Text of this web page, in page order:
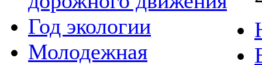
Год экологии
Молодежная